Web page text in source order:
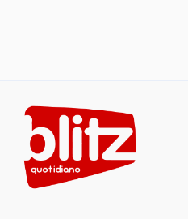
content